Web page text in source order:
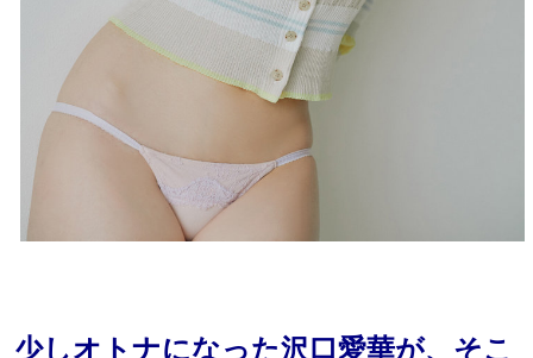
少しオトナになった沢口愛華が、そこ